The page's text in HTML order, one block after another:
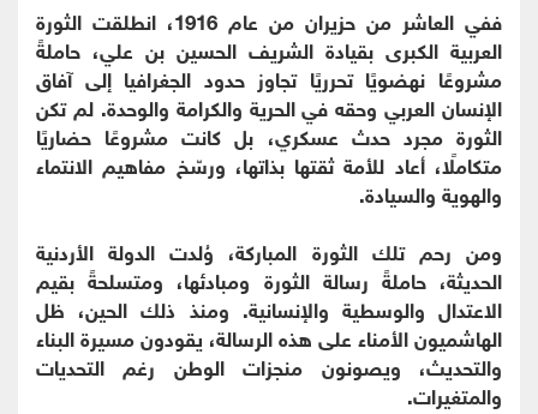
ففي العاشر من حزيران من عام 1916، انطلقت الثورة
العربية الكبرى بقيادة الشريف الحسين بن علي، حاملةً
مشروعًا نهضويًا تحرريًا تجاوز حدود الجغرافيا إلى آفاق
الإنسان العربي وحقه في الحرية والكرامة والوحدة. لم تكن
الثورة مجرد حدث عسكري، بل كانت مشروعًا حضاريًا
متكاملًا، أعاد للأمة ثقتها بذاتها، ورسّخ مفاهيم الانتماء
والهوية والسيادة.
ومن رحم تلك الثورة المباركة، وُلدت الدولة الأردنية
الحديثة، حاملةً رسالة الثورة ومبادئها، ومتسلحةً بقيم
الاعتدال والوسطية والإنسانية. ومنذ ذلك الحين، ظل
الهاشميون الأمناء على هذه الرسالة، يقودون مسيرة البناء
والتحديث، ويصونون منجزات الوطن رغم التحديات
والمتغيرات.